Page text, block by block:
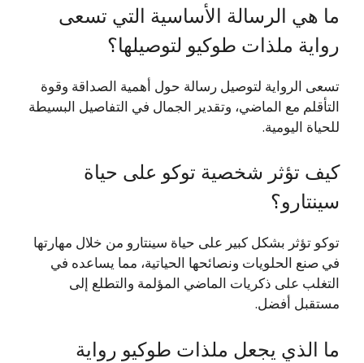
ما هي الرسالة الأساسية التي تسعى
رواية ملذات طوكيو لتوصيلها؟
تسعى الرواية لتوصيل رسالة حول أهمية الصداقة وقوة
التأقلم مع الماضي، وتقدير الجمال في التفاصيل البسيطة
للحياة اليومية.
كيف تؤثر شخصية توكو على حياة
سينتارو؟
توكو تؤثر بشكل كبير على حياة سينتارو من خلال مهارتها
في صنع الحلويات ونصائحها الحياتية، مما يساعده في
التغلب على ذكريات الماضي المؤلمة والتطلع إلى
مستقبل أفضل.
ما الذي يجعل ملذات طوكيو رواية